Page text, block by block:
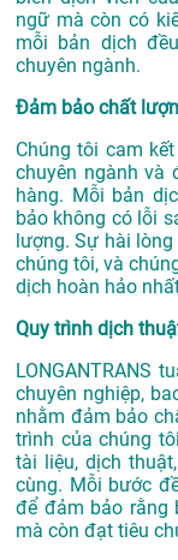
ngữ mà còn có
mỗi bản dịch
chuyên ngành.
Đảm bảo chất
Chúng tôi cam
chuyên ngành và
hàng. Mỗi bản
bảo không có lỗi
lượng. Sự hài
chúng tôi, và
dịch hoàn hảo
Quy trình dịch
LONGANTRANS
chuyên nghiệp,
nhằm đảm bảo
trình của chúng
tài liệu, dịch
cùng. Mỗi bước
để đảm bảo rằng
mà còn đạt tiêu